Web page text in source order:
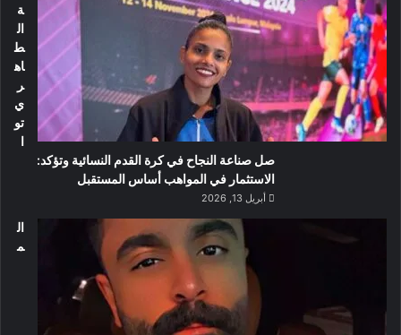
ة
ال
ط
اه
ر
ي
تو
ا
صل صناعة النجاح في كرة القدم النسائية وتؤكد:
الاستثمار في المواهب أساس المستقبل
أبريل 13, 2026
ال
م